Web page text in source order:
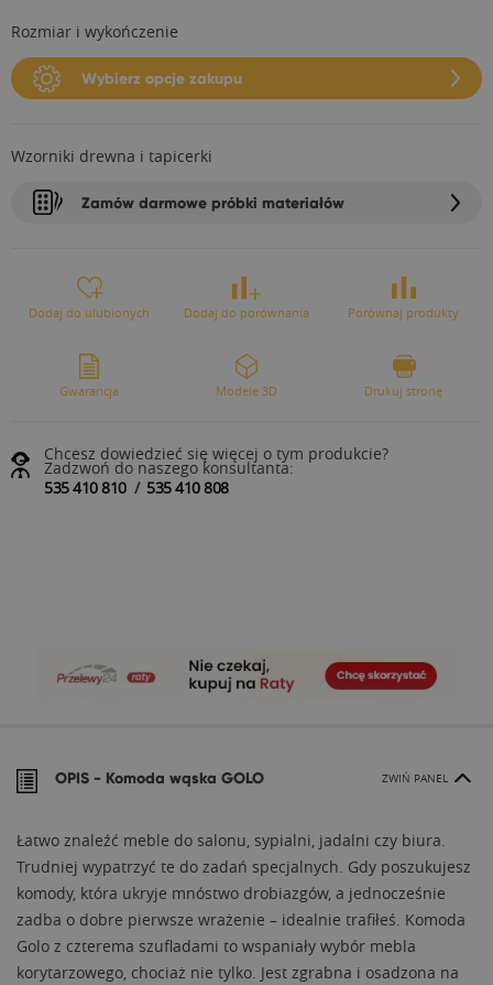
Rozmiar i wykończenie
Wybierz opcje zakupu
Wzorniki drewna i tapicerki
Zamów darmowe próbki materiałów
Dodaj do ulubionych Dodaj do porównania Porównaj produkty
Gwarancja Modele 3D Drukuj stronę
Chcesz dowiedzieć się więcej o tym produkcie?
Zadzwoń do naszego konsultanta:
535 410 810/ 535 410 808
OPIS - Komoda wąska GOLO ZWIŃ PANEL
Łatwo znaleźć meble do salonu, sypialni, jadalni czy biura.
Trudniej wypatrzyć te do zadań specjalnych. Gdy poszukujesz
komody, która ukryje mnóstwo drobiazgów, a jednocześnie
zadba o dobre pierwsze wrażenie – idealnie trafiłeś. Komoda
Golo z czterema szufladami to wspaniały wybór mebla
korytarzowego, chociaż nie tylko. Jest zgrabna i osadzona na